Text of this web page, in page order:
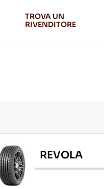
TROVA UN
RIVENDITORE
REVOLA